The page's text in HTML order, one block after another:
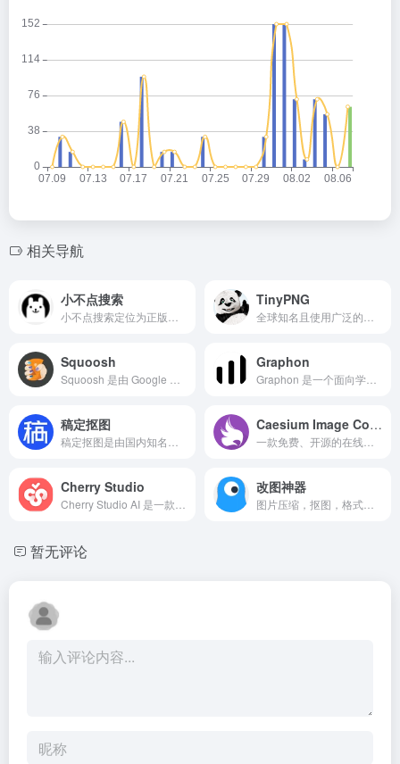
相关导航
小不点搜索 TinyPNG
Squoosh Graphon
稿定抠图 Caesium Image Compressor
Cherry Studio 改图神器
暂无评论